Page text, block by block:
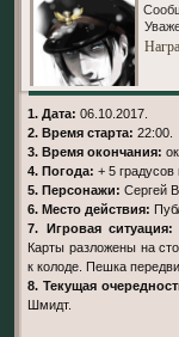
1. Дата: 06.10.2017.
2. Время старта: 22:00.
3. Время окончания:
4. Погода: + 5
5. Персонажи: Сергей
6. Место действия:
7. Игровая ситуация:
Карты разложены на
к колоде. Пешка
8. Текущая
Шмидт.